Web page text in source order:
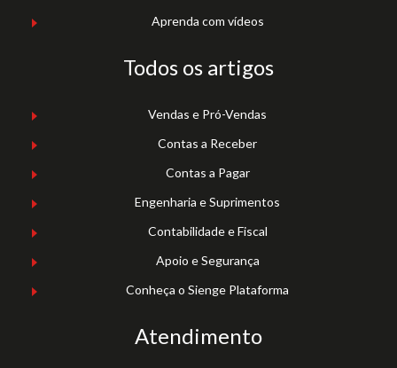
Aprenda com vídeos
Todos os artigos
Vendas e Pró-Vendas
Contas a Receber
Contas a Pagar
Engenharia e Suprimentos
Contabilidade e Fiscal
Apoio e Segurança
Conheça o Sienge Plataforma
Atendimento